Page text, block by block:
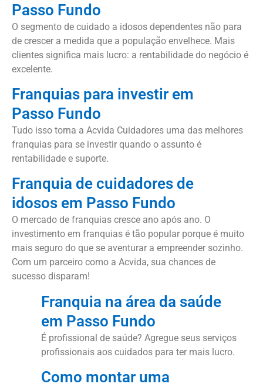
Passo Fundo
O segmento de cuidado a idosos dependentes não para
de crescer a medida que a população envelhece. Mais
clientes significa mais lucro: a rentabilidade do negócio é
excelente.
Franquias para investir em
Passo Fundo
Tudo isso torna a Acvida Cuidadores uma das melhores
franquias para se investir quando o assunto é
rentabilidade e suporte.
Franquia de cuidadores de
idosos em Passo Fundo
O mercado de franquias cresce ano após ano. O
investimento em franquias é tão popular porque é muito
mais seguro do que se aventurar a empreender sozinho.
Com um parceiro como a Acvida, sua chances de
sucesso disparam!
Franquia na área da saúde
em Passo Fundo
É profissional de saúde? Agregue seus serviços
profissionais aos cuidados para ter mais lucro.
Como montar uma